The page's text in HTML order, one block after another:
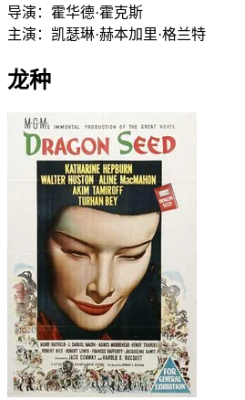
导演： 霍华德·霍克斯
主演： 凯瑟琳·赫本加里·格兰特
龙种